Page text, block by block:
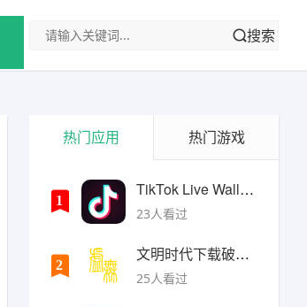
搜索
热门应用 热门游戏
1
TikTok Live Wallpaper
23人看过
2
文明时代下载破解版无限金币最新版
25人看过